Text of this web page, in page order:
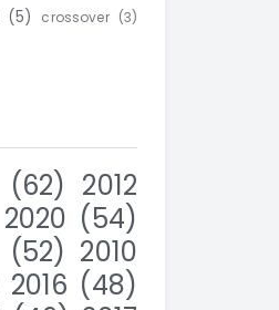
(5) crossover (3)
(62) 2012
2020 (54)
(52) 2010
2016 (48)